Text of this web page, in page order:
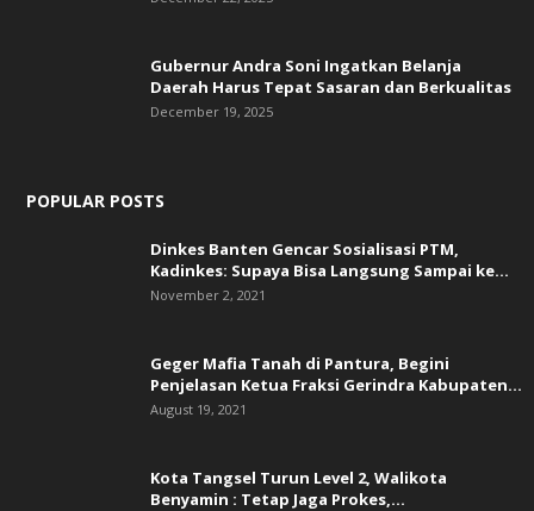
Gubernur Andra Soni Ingatkan Belanja
Daerah Harus Tepat Sasaran dan Berkualitas
December 19, 2025
POPULAR POSTS
Dinkes Banten Gencar Sosialisasi PTM,
Kadinkes: Supaya Bisa Langsung Sampai ke...
November 2, 2021
Geger Mafia Tanah di Pantura, Begini
Penjelasan Ketua Fraksi Gerindra Kabupaten...
August 19, 2021
Kota Tangsel Turun Level 2, Walikota
Benyamin : Tetap Jaga Prokes,...